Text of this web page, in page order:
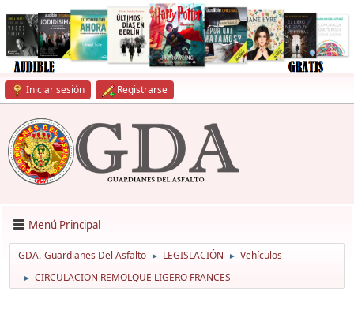
Iniciar sesión Registrarse
Menú Principal
GDA.-Guardianes Del Asfalto ► LEGISLACIÓN ► Vehículos
► CIRCULACION REMOLQUE LIGERO FRANCES